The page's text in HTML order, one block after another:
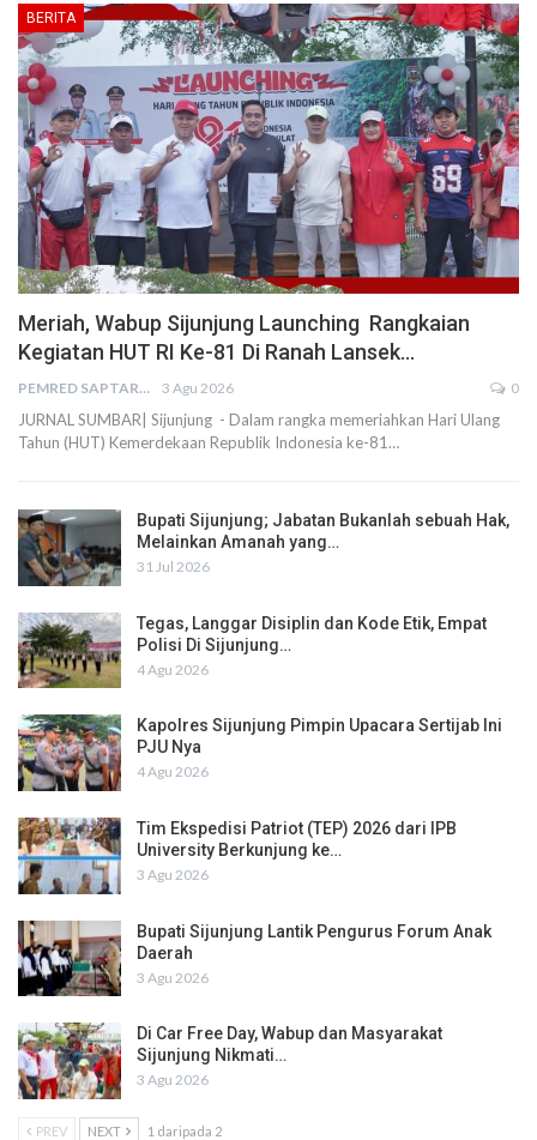
BERITA
Meriah, Wabup Sijunjung Launching Rangkaian
Kegiatan HUT RI Ke-81 Di Ranah Lansek…
PEMRED SAPTARIUS 3 Agu 2026 0
JURNAL SUMBAR| Sijunjung - Dalam rangka memeriahkan Hari Ulang
Tahun (HUT) Kemerdekaan Republik Indonesia ke-81…
Bupati Sijunjung; Jabatan Bukanlah sebuah Hak,
Melainkan Amanah yang…
31 Jul 2026
Tegas, Langgar Disiplin dan Kode Etik, Empat
Polisi Di Sijunjung…
4 Agu 2026
Kapolres Sijunjung Pimpin Upacara Sertijab Ini
PJU Nya
4 Agu 2026
Tim Ekspedisi Patriot (TEP) 2026 dari IPB
University Berkunjung ke…
3 Agu 2026
Bupati Sijunjung Lantik Pengurus Forum Anak
Daerah
3 Agu 2026
Di Car Free Day, Wabup dan Masyarakat
Sijunjung Nikmati…
3 Agu 2026
PREV NEXT 1 daripada 2